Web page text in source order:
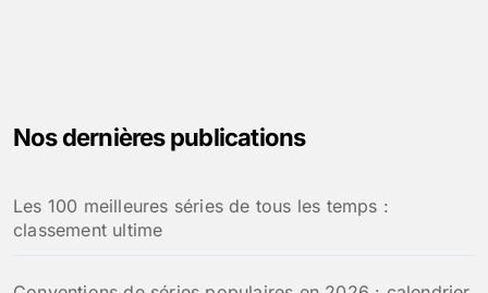
Nos dernières publications
Les 100 meilleures séries de tous les temps :
classement ultime